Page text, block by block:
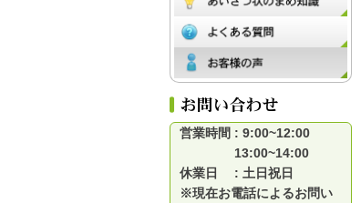
営業時間 : 9:00~12:00
13:00~14:00
休業日 : 土日祝日
※現在お電話によるお問い